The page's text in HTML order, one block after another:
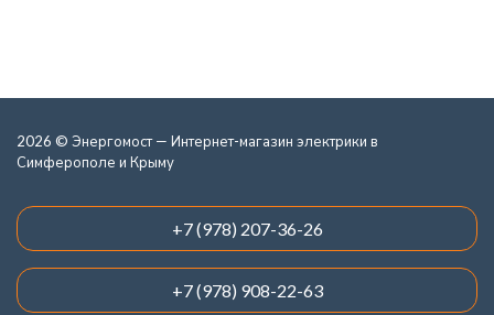
2026 © Энергомост — Интернет-магазин электрики в
Симферополе и Крыму
+7 (978) 207-36-26
+7 (978) 908-22-63